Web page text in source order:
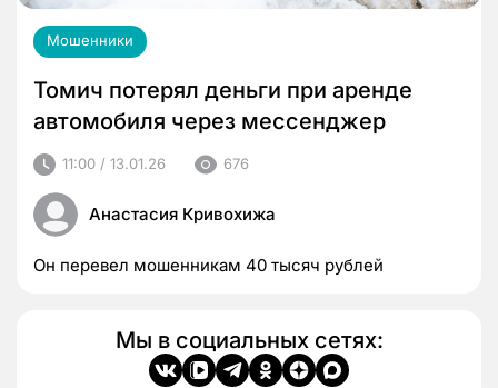
Мошенники
Томич потерял деньги при аренде
автомобиля через мессенджер
11:00 / 13.01.26 676
Анастасия Кривохижа
Он перевел мошенникам 40 тысяч рублей
Мы в социальных сетях: